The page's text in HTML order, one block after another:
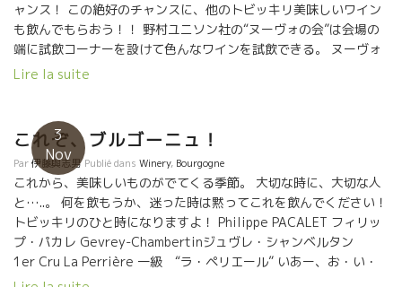
ャンス！ この絶好のチャンスに、他のトビッキリ美味しいワイン
も飲んでもらおう！！ 野村ユニソン社の“ヌーヴォの会”は会場の
端に試飲コーナーを設けて色んなワインを試飲できる。 ヌーヴォ
ーを楽しみながら、自分の好きなワイン探しもできるようになっ
ン。 特にNuitageは、ムスカデとは思えない繊細で旨味を備えた
白ワイン。 こんなムロン・ド・ブルゴ－ニュを醸せるのはマル
ク・ペノさんだけだ。 Léonisレオニス・シャンピエール社の
Bruliusブリュリウス、これも素晴らしいブルイィのワインだ！！
樹齢が100歳級のガメ品種の古木を仕込んだ逸品。深味のあるボ
ジョレも楽しんで欲しい。
Lire la suite
3
Nov
これぞ、ブルゴーニュ！
Par伊藤與志男 Publié dans Winery, Bourgogne
これから、美味しいものがでてくる季節。 大切な時に、大切な人
と…..。 何を飲もうか、迷った時は黙ってこれを飲んでください！
トビッキリのひと時になりますよ！ Philippe PACALET フィリッ
プ・パカレ Gevrey-Chambertinジュヴレ・シャンベルタン
1er Cru La Perrière 一級 “ラ・ペリエール” いあー、お・い・
し・い。 言葉にならない。